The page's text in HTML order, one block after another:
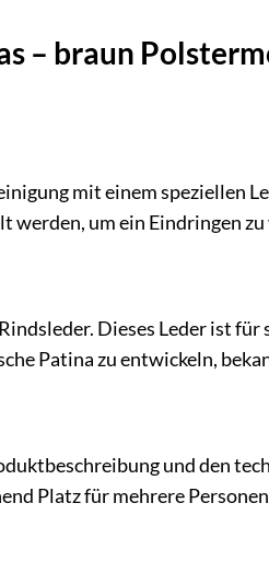
– braun
mit einem speziellen
werden, um ein Eindringen
Dieses Leder ist für
Patina zu entwickeln,
und den
Platz für mehrere